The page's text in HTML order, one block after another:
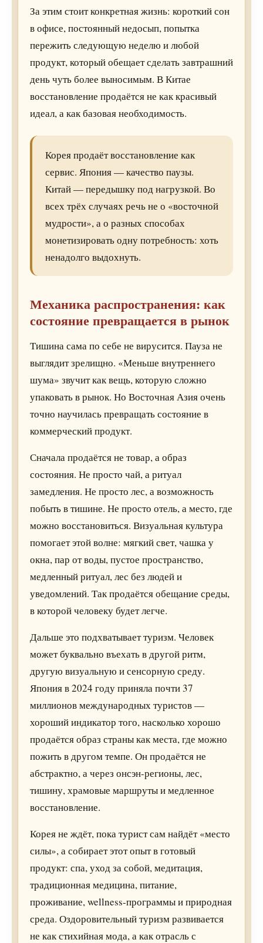
За этим стоит конкретная жизнь: короткий сон
в офисе, постоянный недосып, попытка
пережить следующую неделю и любой
продукт, который обещает сделать завтрашний
день чуть более выносимым. В Китае
восстановление продаётся не как красивый
идеал, а как базовая необходимость.
Корея продаёт восстановление как
сервис. Япония — качество паузы.
Китай — передышку под нагрузкой. Во
всех трёх случаях речь не о «восточной
мудрости», а о разных способах
монетизировать одну потребность: хоть
ненадолго выдохнуть.
Механика распространения: как
состояние превращается в рынок
Тишина сама по себе не вирусится. Пауза не
выглядит зрелищно. «Меньше внутреннего
шума» звучит как вещь, которую сложно
упаковать в рынок. Но Восточная Азия очень
точно научилась превращать состояние в
коммерческий продукт.
Сначала продаётся не товар, а образ
состояния. Не просто чай, а ритуал
замедления. Не просто лес, а возможность
побыть в тишине. Не просто отель, а место, где
можно восстановиться. Визуальная культура
помогает этой волне: мягкий свет, чашка у
окна, пар от воды, пустое пространство,
медленный ритуал, лес без людей и
уведомлений. Так продаётся обещание среды,
в которой человеку будет легче.
Дальше это подхватывает туризм. Человек
может буквально въехать в другой ритм,
другую визуальную и сенсорную среду.
Япония в 2024 году приняла почти 37
миллионов международных туристов —
хороший индикатор того, насколько хорошо
продаётся образ страны как места, где можно
пожить в другом темпе. Он продаётся не
абстрактно, а через онсэн-регионы, лес,
тишину, храмовые маршруты и медленное
восстановление.
Корея не ждёт, пока турист сам найдёт «место
силы», а собирает этот опыт в готовый
продукт: спа, уход за собой, медитация,
традиционная медицина, питание,
проживание, wellness-программы и природная
среда. Оздоровительный туризм развивается
не как стихийная мода, а как отрасль с